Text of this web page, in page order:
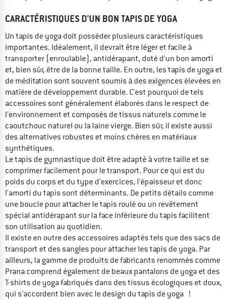
CARACTÉRISTIQUES D'UN BON TAPIS DE YOGA
Un tapis de yoga doit posséder plusieurs caractéristiques
importantes. Idéalement, il devrait être léger et facile à
transporter (enroulable), antidérapant, doté d'un bon amorti
et, bien sûr, être de la bonne taille. En outre, les tapis de yoga et
de méditation sont souvent soumis à des exigences élevées en
matière de développement durable. C'est pourquoi de tels
accessoires sont généralement élaborés dans le respect de
l'environnement et composés de tissus naturels comme le
caoutchouc naturel ou la laine vierge. Bien sûr, il existe aussi
des alternatives robustes et moins chères en matériaux
synthétiques.
Le tapis de gymnastique doit être adapté à votre taille et se
comprimer facilement pour le transport. Pour ce qui est du
poids du corps et du type d'exercices, l'épaisseur et donc
l'amorti du tapis sont déterminants. De petits détails comme
une boucle pour attacher le tapis roulé ou un revêtement
spécial antidérapant sur la face inférieure du tapis facilitent
son utilisation au quotidien.
Il existe en outre des accessoires adaptés tels que des sacs de
transport et des sangles pour attacher les tapis de yoga. Par
ailleurs, la gamme de produits de fabricants renommés comme
Prana comprend également de beaux pantalons de yoga et des
T-shirts de yoga fabriqués dans des tissus écologiques et doux,
qui s'accordent bien avec le design du tapis de yoga !